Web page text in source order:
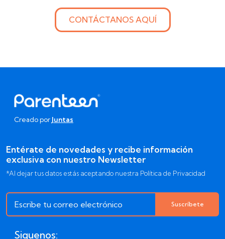
CONTÁCTANOS AQUÍ
Creado por Juntas
Entérate de novedades y recibe información
exclusiva con nuestro Newsletter
*Al dejar tus datos estás aceptando nuestra Política de Privacidad
Suscríbete
Siguenos: